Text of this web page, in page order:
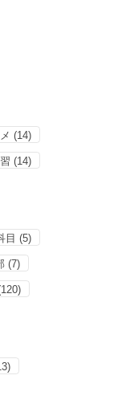
(14)
(14)
目 (5)
(7)